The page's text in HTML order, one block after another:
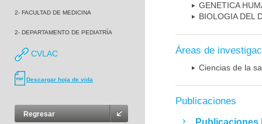
2- FACULTAD DE MEDICINA
2- DEPARTAMENTO DE PEDIATRÍA
CVLAC
Descargar hoja de vida
Regresar
GENETICA
BIOLOGIA DEL
Áreas de
Ciencias de la
Publicaciones
Publicaciones